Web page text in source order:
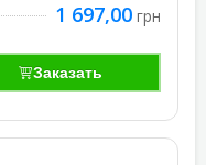
1 697,00 грн
Заказать